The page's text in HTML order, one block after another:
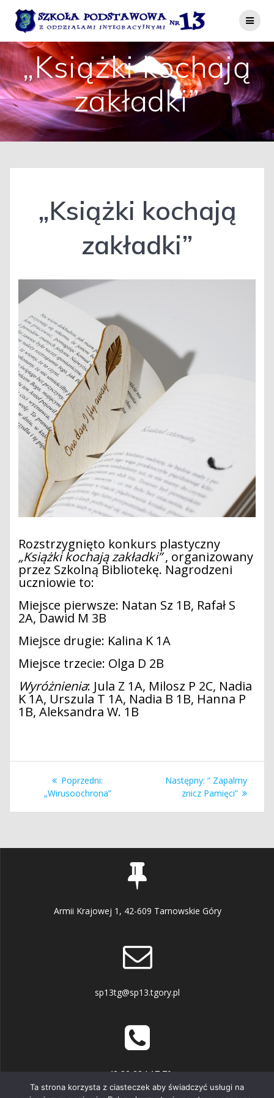
do
treści
„Książki kochają
zakładki”
„Książki kochają
zakładki”
Rozstrzygnięto konkurs plastyczny
„Książki kochają zakładki”, organizowany
przez Szkolną Bibliotekę. Nagrodzeni
uczniowie to:
Miejsce pierwsze: Natan Sz 1B, Rafał S
2A, Dawid M 3B
Miejsce drugie: Kalina K 1A
Miejsce trzecie: Olga D 2B
Wyróżnienia: Jula Z 1A, Milosz P 2C, Nadia
K 1A, Urszula T 1A, Nadia B 1B, Hanna P
1B, Aleksandra W. 1B
Nawigacja
wpisu
Poprzedni:
wpis:
„Wirusoochrona”
Następny: Następny
wpis:
” Zapalmy
znicz Pamięci”
Armii Krajowej 1, 42-609 Tarnowskie Góry
sp13tg@sp13.tgory.pl
+48 32 284 17 70
Ta strona korzysta z ciasteczek aby świadczyć usługi na